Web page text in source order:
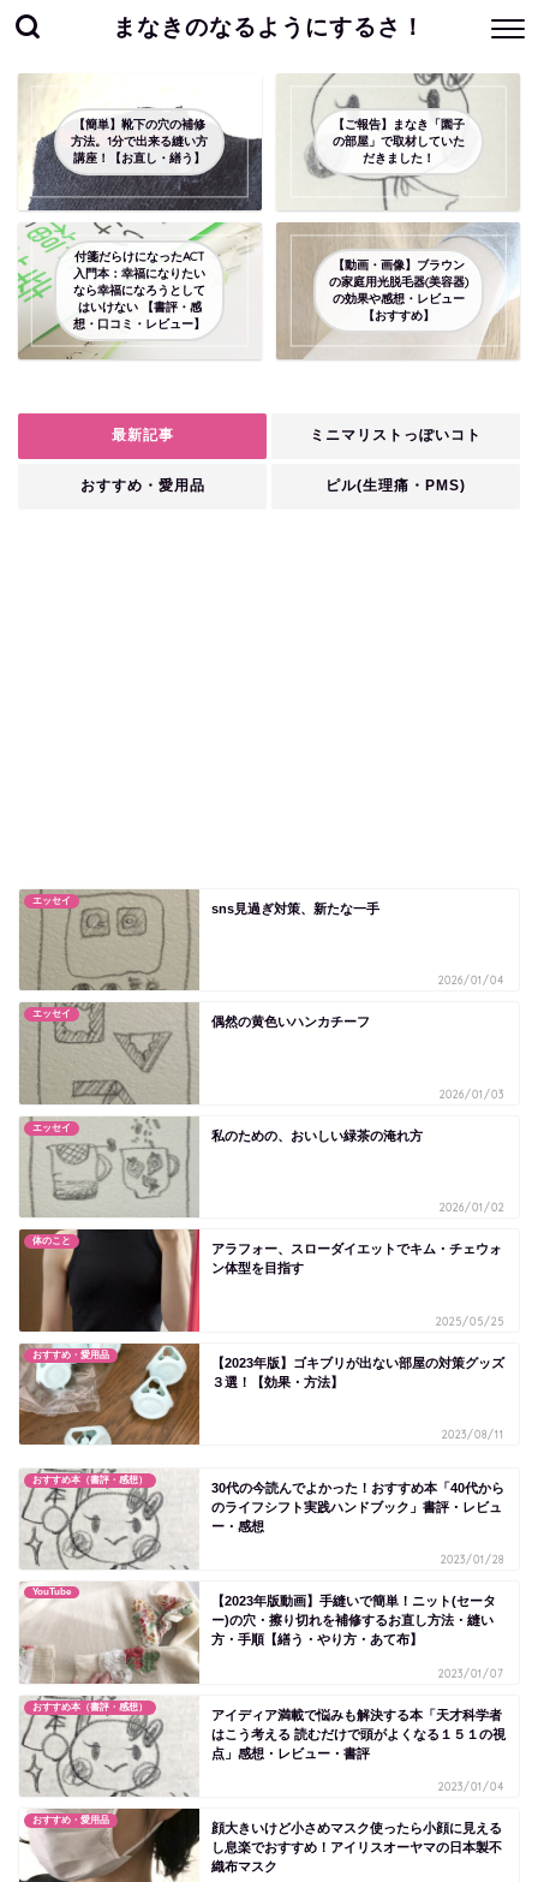
まなきのなるようにするさ！
【簡単】靴下の穴の補修
方法。1分で出来る縫い方
講座！【お直し・繕う】
【ご報告】まなき「園子
の部屋」で取材していた
だきました！
付箋だらけになったACT
入門本：幸福になりたい
なら幸福になろうとして
はいけない 【書評・感
想・口コミ・レビュー】
【動画・画像】ブラウン
の家庭用光脱毛器(美容器)
の効果や感想・レビュー
【おすすめ】
最新記事 ミニマリストっぽいコト
おすすめ・愛用品 ピル(生理痛・PMS)
エッセイ
sns見過ぎ対策、新たな一手
2026/01/04
エッセイ
偶然の黄色いハンカチーフ
2026/01/03
エッセイ
私のための、おいしい緑茶の淹れ方
2026/01/02
体のこと
アラフォー、スローダイエットでキム・チェウォ
ン体型を目指す
2025/05/25
おすすめ・愛用品
【2023年版】ゴキブリが出ない部屋の対策グッズ
３選！【効果・方法】
2023/08/11
おすすめ本（書評・感想）
30代の今読んでよかった！おすすめ本「40代から
のライフシフト実践ハンドブック」書評・レビュ
ー・感想
2023/01/28
YouTube
【2023年版動画】手縫いで簡単！ニット(セータ
ー)の穴・擦り切れを補修するお直し方法・縫い
方・手順【繕う・やり方・あて布】
2023/01/07
おすすめ本（書評・感想）
アイディア満載で悩みも解決する本「天才科学者
はこう考える 読むだけで頭がよくなる１５１の視
点」感想・レビュー・書評
2023/01/04
おすすめ・愛用品
顔大きいけど小さめマスク使ったら小顔に見える
し息楽でおすすめ！アイリスオーヤマの日本製不
織布マスク